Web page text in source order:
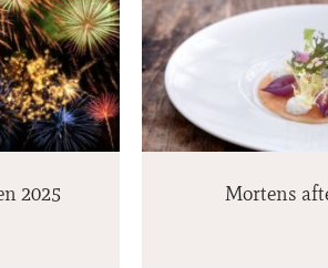
2025
aften
Mortens
Steffen